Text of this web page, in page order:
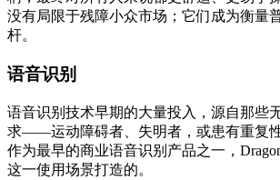
没有局限于残障小众市场；它们成为衡量
杆。
语音识别
语音识别技术早期的大量投入，源自那些
求——运动障碍者、失明者，或患有重复性
作为最早的商业语音识别产品之一，
这一使用场景打造的。